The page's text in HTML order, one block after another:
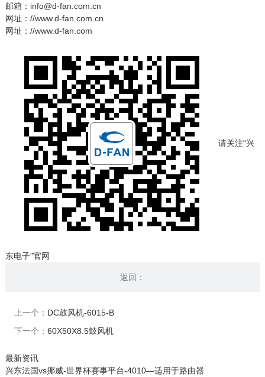
邮箱：info@d-fan.com.cn
网址：//www.d-fan.com.cn
网址：//www.d-fan.com
请关注“兴
东电子”官网
返回：
上一个： DC鼓风机-6015-B
下一个： 60X50X8.5鼓风机
最新资讯
兴东法国vs挪威-世界杯赛事平台-4010—适用于路由器